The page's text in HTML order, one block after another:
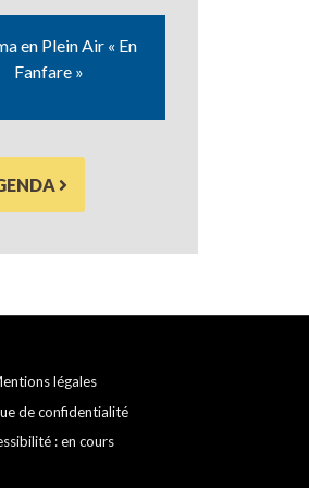
en Plein Air « En
Fanfare »
légales
de confidentialité
: en cours